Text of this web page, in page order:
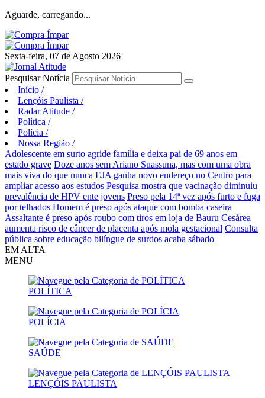
Aguarde, carregando...
Sexta-feira, 07 de Agosto 2026
Pesquisar Notícia
Início /
Lençóis Paulista /
Radar Atitude /
Política /
Polícia /
Nossa Região /
Adolescente em surto agride família e deixa pai de 69 anos em
estado grave Doze anos sem Ariano Suassuna, mas com uma obra
mais viva do que nunca EJA ganha novo endereço no Centro para
ampliar acesso aos estudos Pesquisa mostra que vacinação diminuiu
prevalência de HPV ente jovens Preso pela 14ª vez após furto e fuga
por telhados Homem é preso após ataque com bomba caseira
Assaltante é preso após roubo com tiros em loja de Bauru Cesárea
aumenta risco de câncer de placenta após mola gestacional Consulta
pública sobre educação bilíngue de surdos acaba sábado
EM ALTA
MENU
POLÍTICA
POLÍCIA
SAÚDE
LENÇÓIS PAULISTA